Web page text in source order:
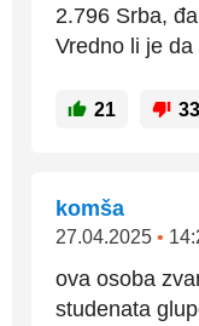
2.796 Srba,
Vredno li je
21 33
komša
27.04.2025 •
ova osoba
studenata